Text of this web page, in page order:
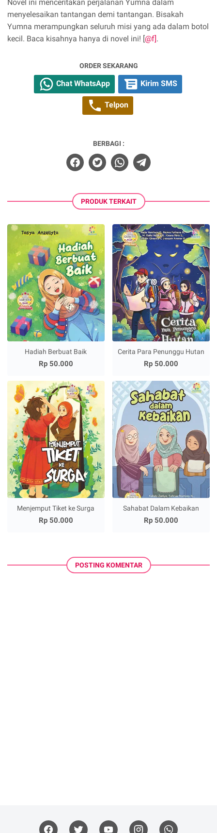
Novel ini menceritakan perjalanan Yumna dalam
menyelesaikan tantangan demi tantangan. Bisakah
Yumna merampungkan seluruh misi yang ada dalam botol
kecil. Baca kisahnya hanya di novel ini! [@f].
ORDER SEKARANG
Chat WhatsApp Kirim SMS
Telpon
BERBAGI :
PRODUK TERKAIT
Hadiah Berbuat Baik
Rp 50.000
Cerita Para Penunggu Hutan
Rp 50.000
Menjemput Tiket ke Surga
Rp 50.000
Sahabat Dalam Kebaikan
Rp 50.000
POSTING KOMENTAR